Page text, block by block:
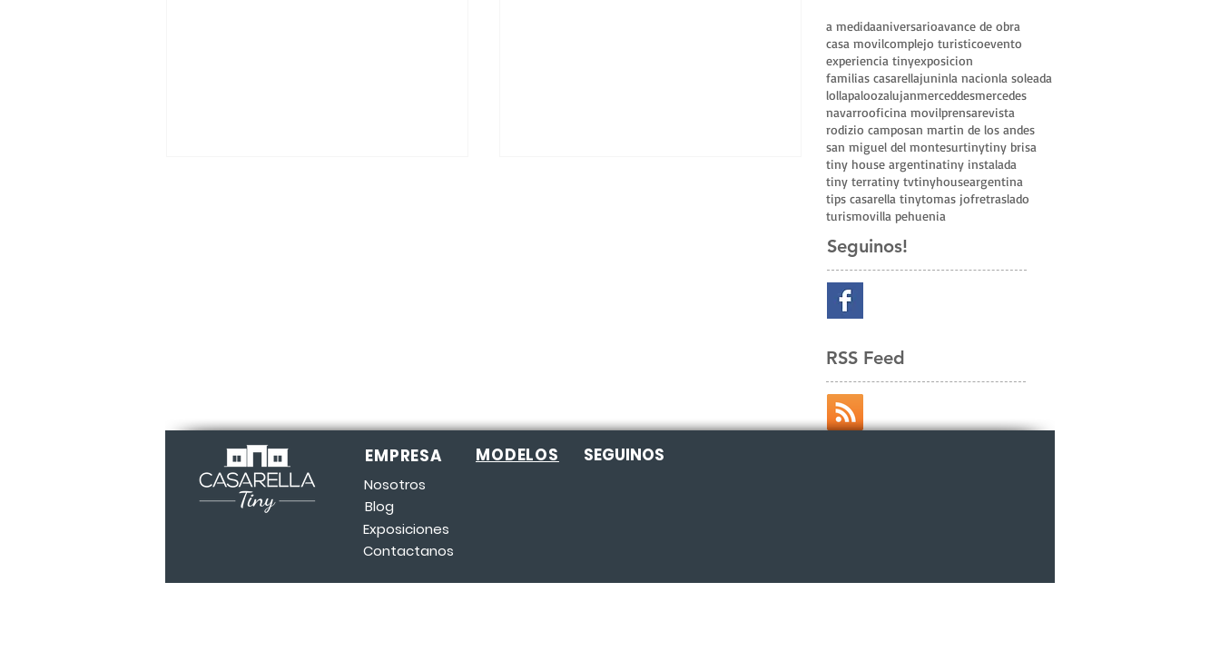
a medidaaniversarioavance de obra
casa movilcomplejo turisticoevento
experiencia tinyexposicion
familias casarellajuninla nacionla soleada
lollapaloozalujanmerceddesmercedes
navarrooficina movilprensarevista
rodizio camposan martin de los andes
san miguel del montesurtinytiny brisa
tiny house argentinatiny instalada
tiny terratiny tvtinyhouseargentina
tips casarella tinytomas jofretraslado
turismovilla pehuenia
Seguinos!
RSS Feed
EMPRESA
Nosotros
Blog
Exposiciones
Contactanos
MODELOS SEGUINOS